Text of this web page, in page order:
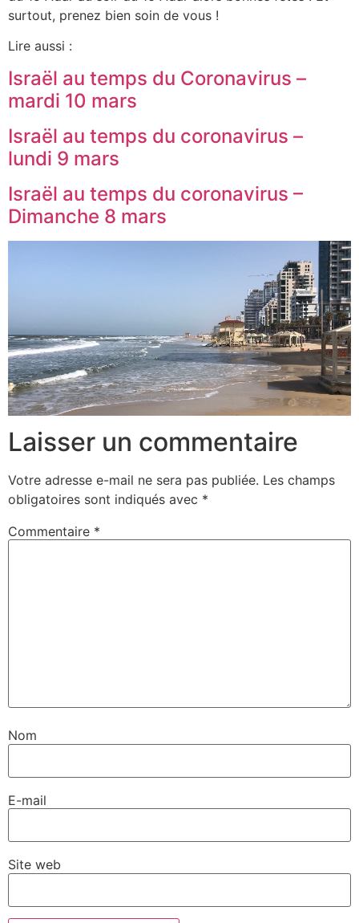
surtout, prenez bien soin de vous !
Lire aussi :
Israël au temps du Coronavirus –
mardi 10 mars
Israël au temps du coronavirus –
lundi 9 mars
Israël au temps du coronavirus –
Dimanche 8 mars
Laisser un commentaire
Votre adresse e-mail ne sera pas publiée. Les champs
obligatoires sont indiqués avec *
Commentaire *
Nom
E-mail
Site web